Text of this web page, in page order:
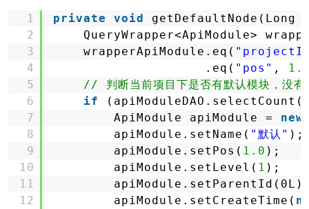
1
2
3
4
5
6
7
8
9
10
11
12
private void
QueryWrapper<ApiModule>
wrapperApiModule.eq(
.eq( "pos" ,
// 判断当前项目下是否有默认模块，没有
if
ApiModule apiModule = new
apiModule.setName( "默认" );
apiModule.setPos( 1.0 );
apiModule.setLevel( 1 );
apiModule.setCreateTime(